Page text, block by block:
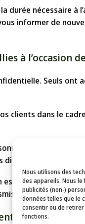
Nous utilisons des
des appareils. Nous
publicités (non-)
données telles que le
consentir ou de
fonctions.
durée nécessaire
informer de
à l’occasion
Seuls ont
clients dans le
si nous y
dispositions de la
repris, vendu ou
aux nouveaux
les exercer ?